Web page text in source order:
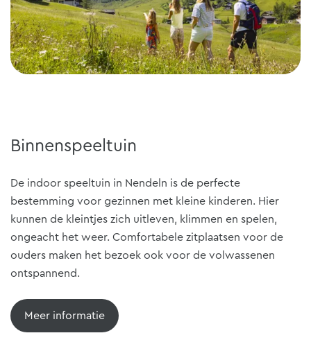
Binnenspeeltuin
De indoor speeltuin in Nendeln is de perfecte
bestemming voor gezinnen met kleine kinderen. Hier
kunnen de kleintjes zich uitleven, klimmen en spelen,
ongeacht het weer. Comfortabele zitplaatsen voor de
ouders maken het bezoek ook voor de volwassenen
ontspannend.
Meer informatie